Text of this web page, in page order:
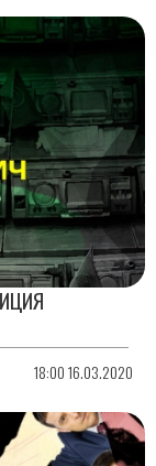
18:00 16.03.2020